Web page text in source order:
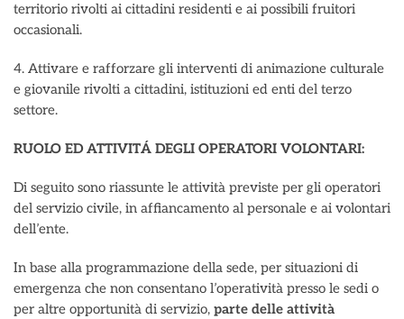
territorio rivolti ai cittadini residenti e ai possibili fruitori
occasionali.
4. Attivare e rafforzare gli interventi di animazione culturale
e giovanile rivolti a cittadini, istituzioni ed enti del terzo
settore.
RUOLO ED ATTIVITÁ DEGLI OPERATORI VOLONTARI:
Di seguito sono riassunte le attività previste per gli operatori
del servizio civile, in affiancamento al personale e ai volontari
dell’ente.
In base alla programmazione della sede, per situazioni di
emergenza che non consentano l’operatività presso le sedi o
per altre opportunità di servizio, parte delle attività